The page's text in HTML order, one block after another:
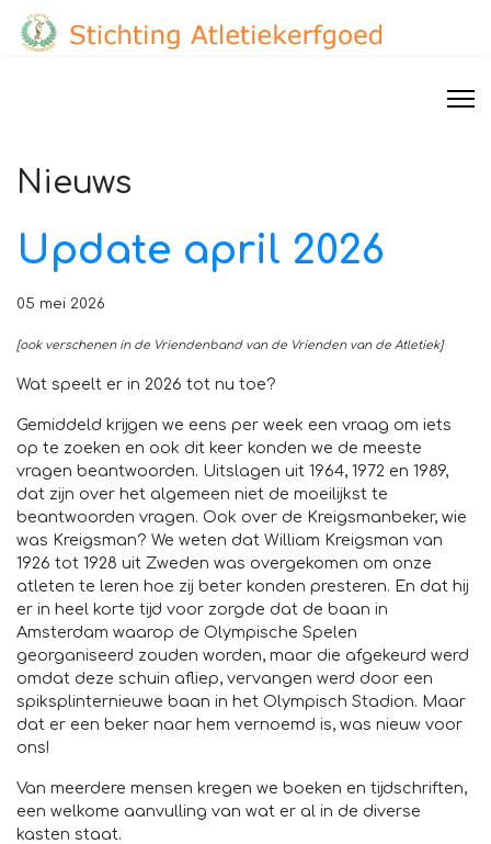
Nieuws
Update april 2026
05 mei 2026
[ook verschenen in de Vriendenband van de Vrienden van de Atletiek]
Wat speelt er in 2026 tot nu toe?
Gemiddeld krijgen we eens per week een vraag om iets
op te zoeken en ook dit keer konden we de meeste
vragen beantwoorden. Uitslagen uit 1964, 1972 en 1989,
dat zijn over het algemeen niet de moeilijkst te
beantwoorden vragen. Ook over de Kreigsmanbeker, wie
was Kreigsman? We weten dat William Kreigsman van
1926 tot 1928 uit Zweden was overgekomen om onze
atleten te leren hoe zij beter konden presteren. En dat hij
er in heel korte tijd voor zorgde dat de baan in
Amsterdam waarop de Olympische Spelen
georganiseerd zouden worden, maar die afgekeurd werd
omdat deze schuin afliep, vervangen werd door een
spiksplinternieuwe baan in het Olympisch Stadion. Maar
dat er een beker naar hem vernoemd is, was nieuw voor
ons!
Van meerdere mensen kregen we boeken en tijdschriften,
een welkome aanvulling van wat er al in de diverse
kasten staat.